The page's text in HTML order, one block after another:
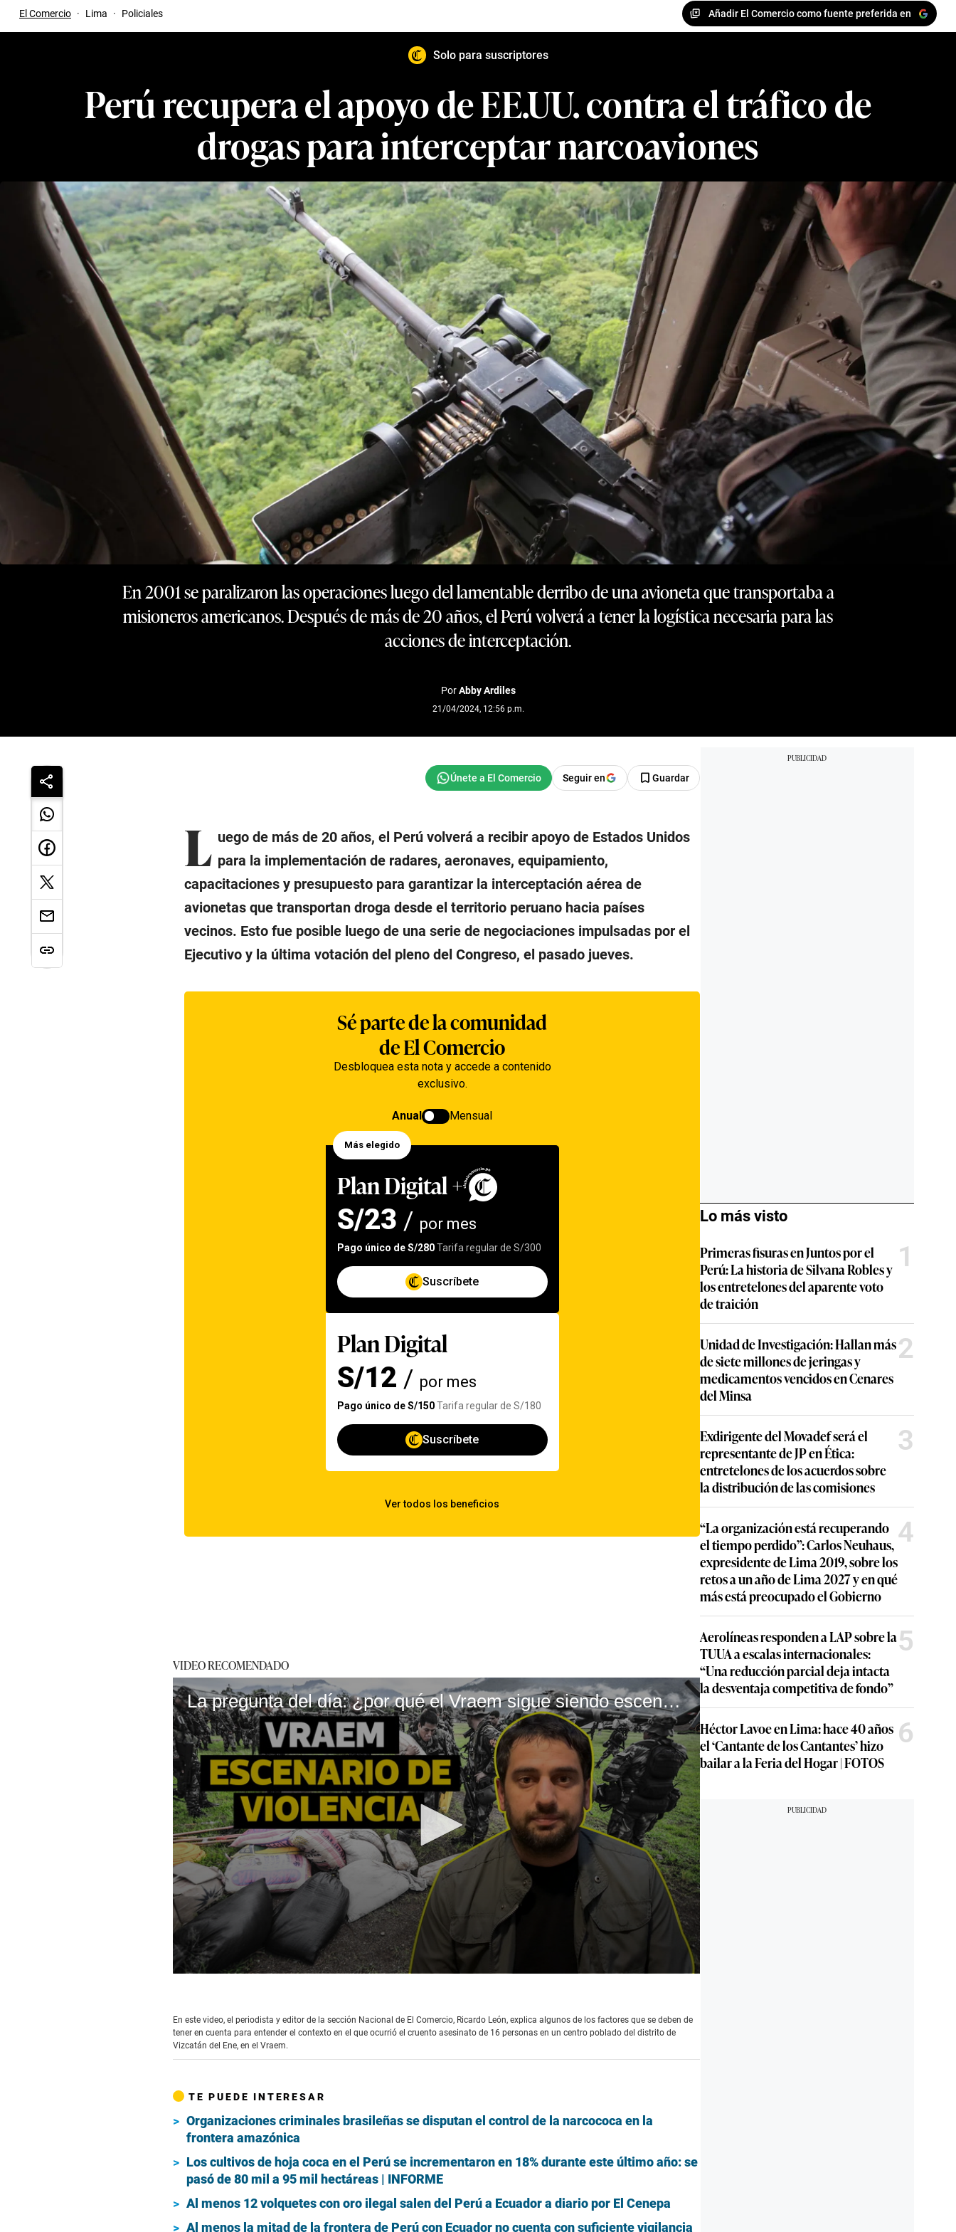
El Comercio · Lima · Policiales Añadir El Comercio como fuente preferida en
Solo para suscriptores
Perú recupera el apoyo de EE.UU. contra el tráfico de
drogas para interceptar narcoaviones
En 2001 se paralizaron las operaciones luego del lamentable derribo de una avioneta que transportaba a
misioneros americanos. Después de más de 20 años, el Perú volverá a tener la logística necesaria para las
acciones de interceptación.
PorAbby Ardiles
21/04/2024, 12:56 p.m.
Seguir en Guardar
L uego de más de 20 años, el Perú volverá a recibir apoyo de Estados Unidos
para la implementación de radares, aeronaves, equipamiento,
capacitaciones y presupuesto para garantizar la interceptación aérea de
avionetas que transportan droga desde el territorio peruano hacia países
vecinos. Esto fue posible luego de una serie de negociaciones impulsadas por el
Ejecutivo y la última votación del pleno del Congreso, el pasado jueves.
VIDEO RECOMENDADO
La pregunta del día: ¿por qué el Vraem sigue siendo escenario de violencia?
minutes,
33
secondsVolume
90%
En este video, el periodista y editor de la sección Nacional de El Comercio, Ricardo León, explica algunos de los factores que se deben de
tener en cuenta para entender el contexto en el que ocurrió el cruento asesinato de 16 personas en un centro poblado del distrito de
Vizcatán del Ene, en el Vraem.
TE PUEDE INTERESAR
Organizaciones criminales brasileñas se disputan el control de la narcococa en la
frontera amazónica
Los cultivos de hoja coca en el Perú se incrementaron en 18% durante este último año: se
pasó de 80 mil a 95 mil hectáreas | INFORME
Al menos 12 volquetes con oro ilegal salen del Perú a Ecuador a diario por El Cenepa
Al menos la mitad de la frontera de Perú con Ecuador no cuenta con suficiente vigilancia
Lo más visto
Primeras fisuras en Juntos por el
Perú: La historia de Silvana Robles y
los entretelones del aparente voto
de traición
1
Unidad de Investigación: Hallan más
de siete millones de jeringas y
medicamentos vencidos en Cenares
del Minsa
2
Exdirigente del Movadef será el
representante de JP en Ética:
entretelones de los acuerdos sobre
la distribución de las comisiones
3
“La organización está recuperando
el tiempo perdido”: Carlos Neuhaus,
expresidente de Lima 2019, sobre los
retos a un año de Lima 2027 y en qué
más está preocupado el Gobierno
4
Aerolíneas responden a LAP sobre la
TUUA a escalas internacionales:
“Una reducción parcial deja intacta
la desventaja competitiva de fondo”
5
Héctor Lavoe en Lima: hace 40 años
el ‘Cantante de los Cantantes’ hizo
bailar a la Feria del Hogar | FOTOS
6